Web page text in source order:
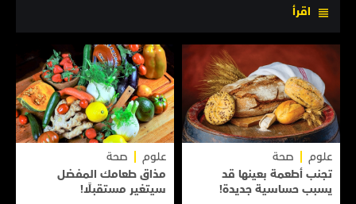
اقرأ
علوم
صحة
تجنب أطعمة بعينها قد
يسبب حساسية جديدة!
علوم
صحة
مذاق طعامك المفضل
سيتغير مستقبلًا!